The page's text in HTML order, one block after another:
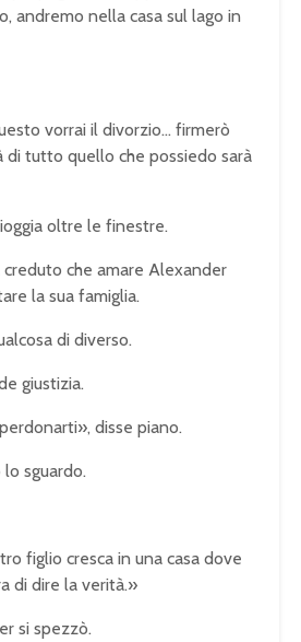
andremo nella casa sul lago in
vorrai il divorzio… firmerò
di tutto quello che possiedo sarà
oltre le finestre.
che amare Alexander
la sua famiglia.
di diverso.
giustizia.
disse piano.
sguardo.
figlio cresca in una casa dove
di dire la verità.»
si spezzò.